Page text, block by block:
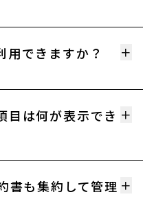
⽤できますか？ ＋
目は何が表示でき ＋
書も集約して管理 ＋